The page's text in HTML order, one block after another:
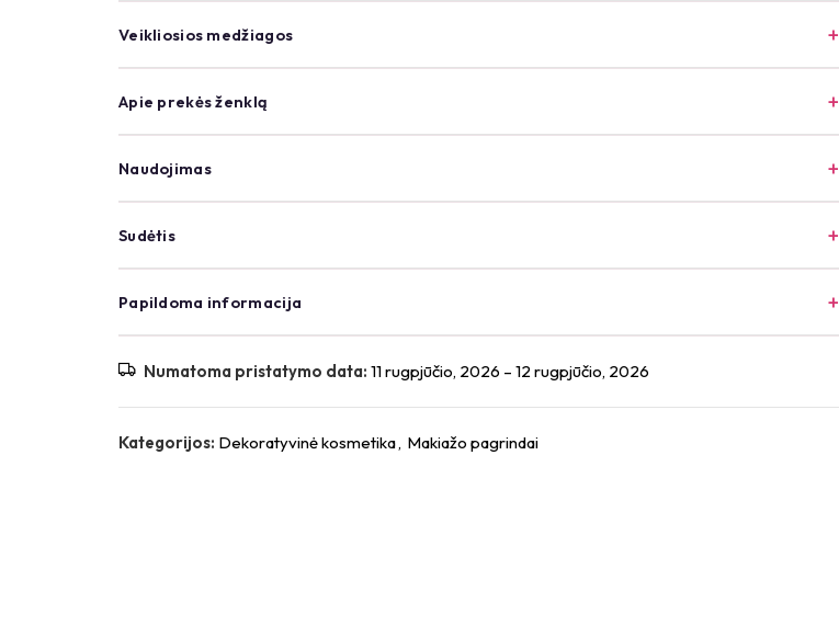
Veikliosios medžiagos
Apie prekės ženklą
Naudojimas
Sudėtis
Papildoma informacija
Numatoma pristatymo data: 11 rugpjūčio, 2026 – 12 rugpjūčio, 2026
Kategorijos: Dekoratyvinė kosmetika, Makiažo pagrindai